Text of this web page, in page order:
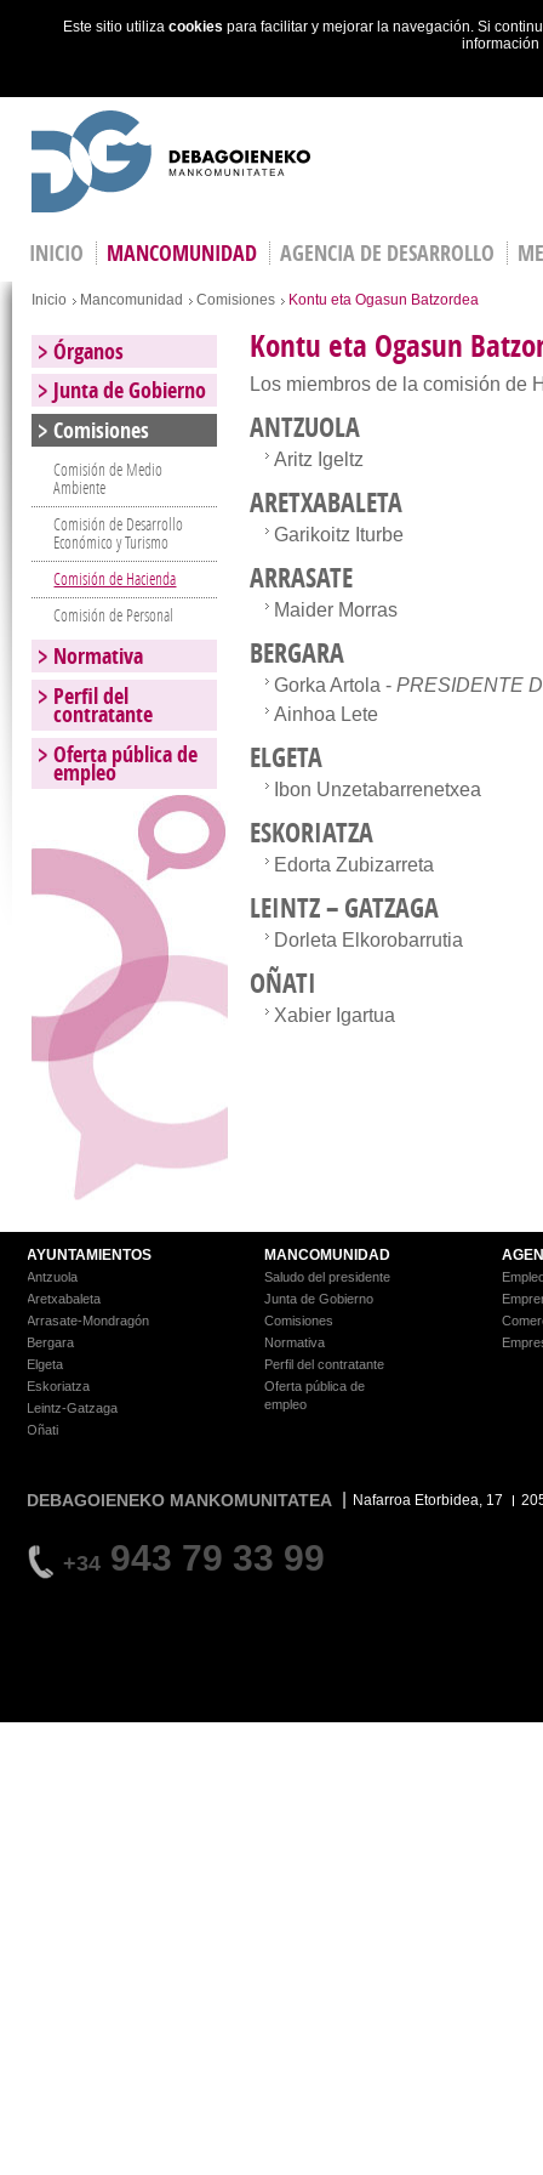
Este sitio utiliza cookies para facilitar y mejorar la navegación. Si
INICIO MANCOMUNIDAD AGENCIA DE DESARROLLO
You are here
Inicio Mancomunidad Comisiones Kontu eta Ogasun Batzordea
Kontu eta Ogasun
Los miembros de la comisión de
ANTZUOLA
Aritz Igeltz
ARETXABALETA
Garikoitz Iturbe
ARRASATE
Maider Morras
BERGARA
Gorka Artola -PRESIDENTE
Ainhoa Lete
ELGETA
Ibon Unzetabarrenetxea
ESKORIATZA
Edorta Zubizarreta
LEINTZ – GATZAGA
Dorleta Elkorobarrutia
OÑATI
Xabier Igartua
Órganos
Junta de Gobierno
Comisiones
Comisión de Medio
Ambiente
Comisión de Desarrollo
Económico y Turismo
Comisión de Hacienda
Comisión de Personal
Normativa
Perfil del
contratante
Oferta pública de
empleo
AYUNTAMIENTOS
Antzuola
Aretxabaleta
Arrasate-Mondragón
Bergara
Elgeta
Eskoriatza
Leintz-Gatzaga
Oñati
MANCOMUNIDAD
Saludo del presidente
Junta de Gobierno
Comisiones
Normativa
Perfil del contratante
Oferta pública de
empleo
DEBAGOIENEKO MANKOMUNITATEA Nafarroa Etorbidea, 17
+34 943 79 33 99